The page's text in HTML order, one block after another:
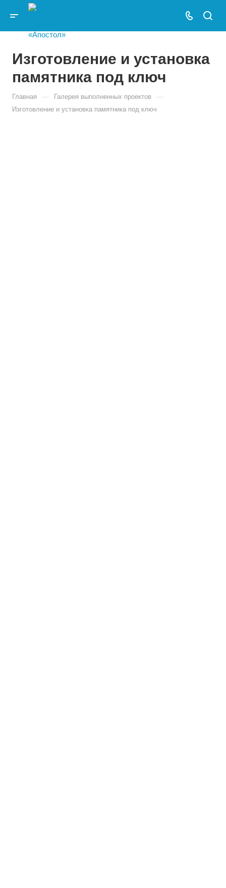
Изготовление и установка
памятника под ключ
Главная — Галерея выполненных проектов —
Изготовление и установка памятника под ключ